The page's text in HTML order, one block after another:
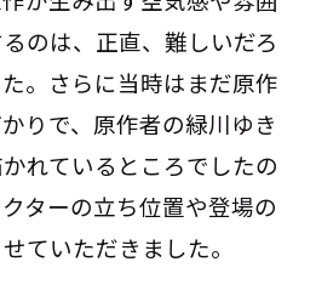
のは、正直、難しいだろ
。さらに当時はまだ原作
りで、原作者の緑川ゆき
れているところでしたの
ターの立ち位置や登場の
ていただきました。